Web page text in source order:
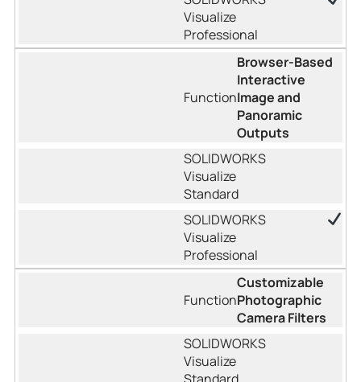
Browser-Based
Interactive
Image and
Panoramic
Outputs
Customizable
Photographic
Camera Filters